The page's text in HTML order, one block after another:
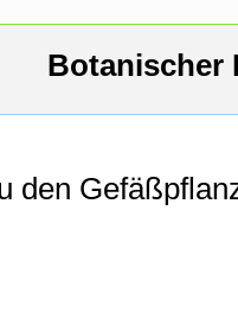
Botanischer
den